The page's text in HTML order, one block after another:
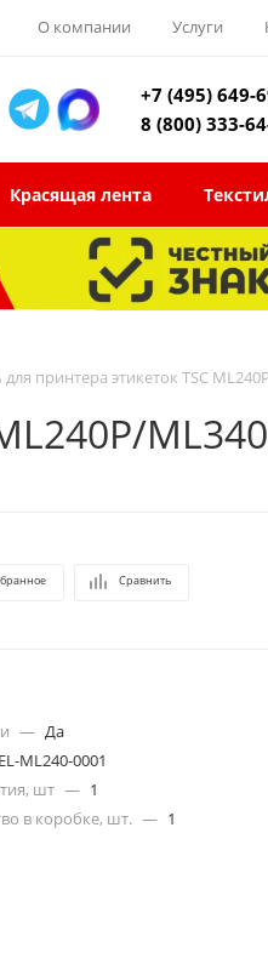
О компании Услуги
+7 (495) 649-
8 (800) 333-
Красящая лента
для принтера этикеток TSC
Сравнить
— Да
ML240-0001
шт — 1
в коробке, шт. — 1